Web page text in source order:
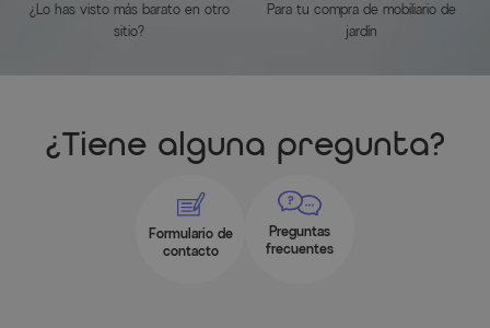
¿Lo has visto más barato en otro
sitio?
Para tu compra de mobiliario de
jardín
¿Tiene alguna pregunta?
Formulario de
contacto
Preguntas
frecuentes